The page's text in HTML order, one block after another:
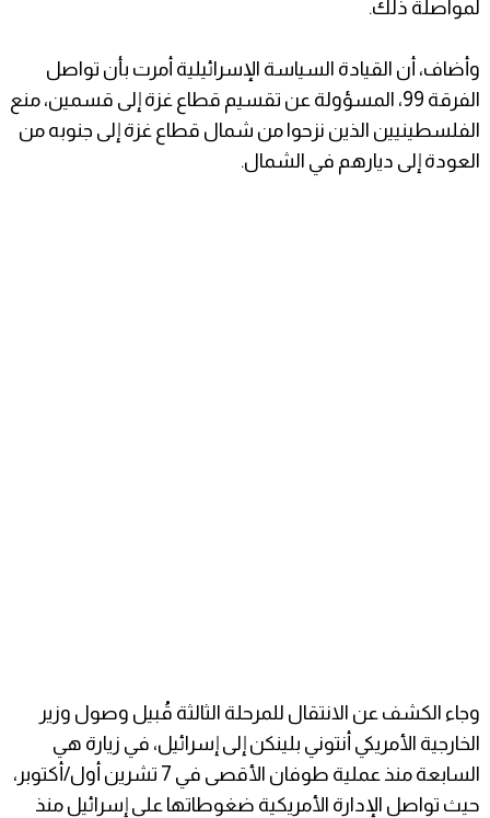
لمواصلة ذلك.
وأضاف، أن القيادة السياسة الإسرائيلية أمرت بأن تواصل
الفرقة 99، المسؤولة عن تقسيم قطاع غزة إلى قسمين، منع
الفلسطينيين الذين نزحوا من شمال قطاع غزة إلى جنوبه من
العودة إلى ديارهم في الشمال.
وجاء الكشف عن الانتقال للمرحلة الثالثة قُبيل وصول وزير
الخارجية الأمريكي أنتوني بلينكن إلى إسرائيل، في زيارة هي
السابعة منذ عملية طوفان الأقصى في 7 تشرين أول/أكتوبر،
حيث تواصل الإدارة الأمريكية ضغوطاتها على إسرائيل منذ